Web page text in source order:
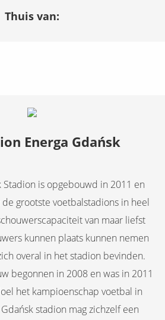
Thuis van:
Energa Gdańsk
Stadion is opgebouwd in 2011 en
grootste voetbalstadions in heel
van maar liefst
kunnen plaats kunnen nemen
overal in het stadion bevinden.
begonnen in 2008 en was in 2011
het kampioenschap voetbal in
stadion mag zichzelf een